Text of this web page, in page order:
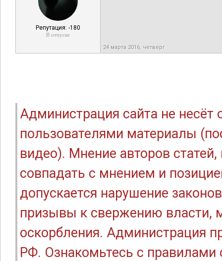
Репутация: -180
В отпуске
24 марта 2016, четверг
Администрация сайта не
пользователями материалы
видео). Мнение авторов
совпадать с мнением и
допускается нарушение
призывы к свержению власти,
оскорбления. Администрация
РФ. Ознакомьтесь с правилами